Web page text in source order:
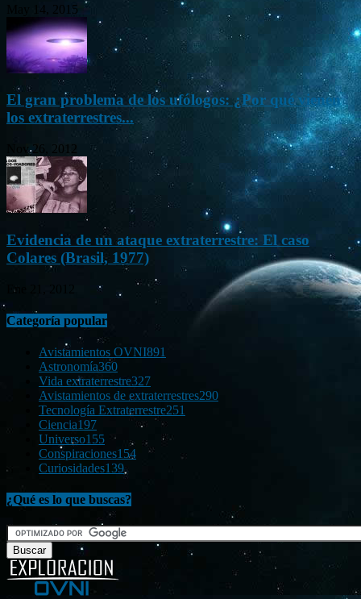
May 14, 2015
El gran problema de los ufólogos: ¿Por qué vienen
los extraterrestres...
Nov 26, 2012
Evidencia de un ataque extraterrestre: El caso
Colares (Brasil, 1977)
Ene 21, 2012
Categoría popular
Avistamientos OVNI891
Astronomía360
Vida extraterrestre327
Avistamientos de extraterrestres290
Tecnología Extraterrestre251
Ciencia197
Universo155
Conspiraciones154
Curiosidades139
¿Qué es lo que buscas?